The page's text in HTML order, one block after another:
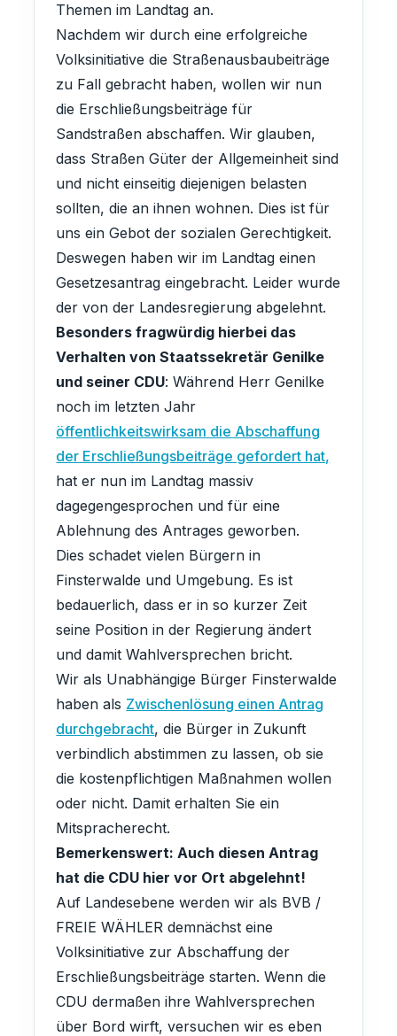
Themen im Landtag an.
Nachdem wir durch eine erfolgreiche
Volksinitiative die Straßenausbaubeiträge
zu Fall gebracht haben, wollen wir nun
die Erschließungsbeiträge für
Sandstraßen abschaffen. Wir glauben,
dass Straßen Güter der Allgemeinheit sind
und nicht einseitig diejenigen belasten
sollten, die an ihnen wohnen. Dies ist für
uns ein Gebot der sozialen Gerechtigkeit.
Deswegen haben wir im Landtag einen
Gesetzesantrag eingebracht. Leider wurde
der von der Landesregierung abgelehnt.
Besonders fragwürdig hierbei das
Verhalten von Staatssekretär Genilke
und seiner CDU: Während Herr Genilke
noch im letzten Jahr
öffentlichkeitswirksam die Abschaffung
der Erschließungsbeiträge gefordert hat,
hat er nun im Landtag massiv
dagegengesprochen und für eine
Ablehnung des Antrages geworben.
Dies schadet vielen Bürgern in
Finsterwalde und Umgebung. Es ist
bedauerlich, dass er in so kurzer Zeit
seine Position in der Regierung ändert
und damit Wahlversprechen bricht.
Wir als Unabhängige Bürger Finsterwalde
haben als Zwischenlösung einen Antrag
durchgebracht, die Bürger in Zukunft
verbindlich abstimmen zu lassen, ob sie
die kostenpflichtigen Maßnahmen wollen
oder nicht. Damit erhalten Sie ein
Mitspracherecht.
Bemerkenswert: Auch diesen Antrag
hat die CDU hier vor Ort abgelehnt!
Auf Landesebene werden wir als BVB /
FREIE WÄHLER demnächst eine
Volksinitiative zur Abschaffung der
Erschließungsbeiträge starten. Wenn die
CDU dermaßen ihre Wahlversprechen
über Bord wirft, versuchen wir es eben